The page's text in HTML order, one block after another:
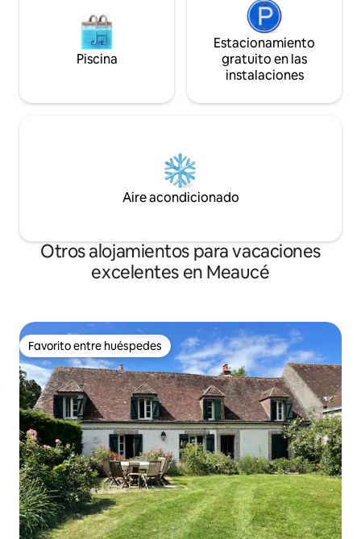
Piscina
Estacionamiento
gratuito en las
instalaciones
Aire acondicionado
Otros alojamientos para vacaciones
excelentes en Meaucé
Favorito entre huéspedes
Favorito entre huéspedes